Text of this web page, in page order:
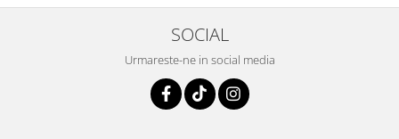
SOCIAL
Urmareste-ne in social media